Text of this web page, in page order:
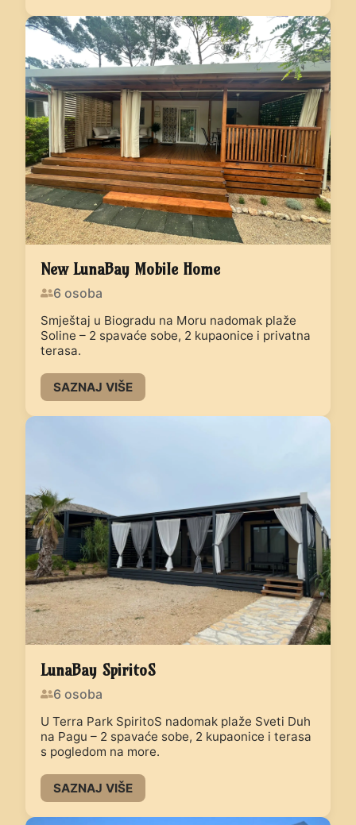
New LunaBay Mobile Home
6 osoba
Smještaj u Biogradu na Moru nadomak plaže
Soline – 2 spavaće sobe, 2 kupaonice i privatna
terasa.
SAZNAJ VIŠE
LunaBay SpiritoS
6 osoba
U Terra Park SpiritoS nadomak plaže Sveti Duh
na Pagu – 2 spavaće sobe, 2 kupaonice i terasa
s pogledom na more.
SAZNAJ VIŠE